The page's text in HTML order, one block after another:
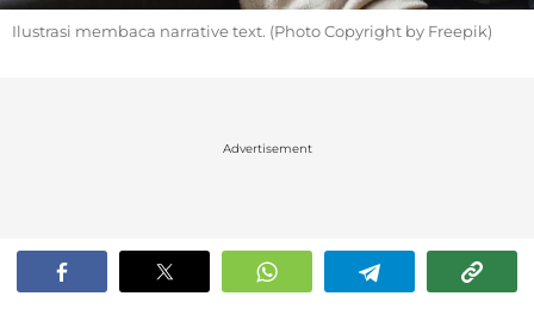
Ilustrasi membaca narrative text. (Photo Copyright by Freepik)
Advertisement